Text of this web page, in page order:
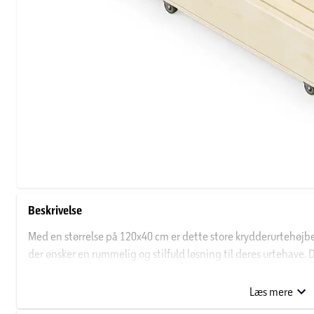
Beskrivelse
Med en størrelse på 120x40 cm er dette store
der ønsker en rummelig og stilfuld løsning til deres
planter samtidig, hvilket gør det ideelt til krydderurter, små
og nemt at vedligeholde.
Læs mere